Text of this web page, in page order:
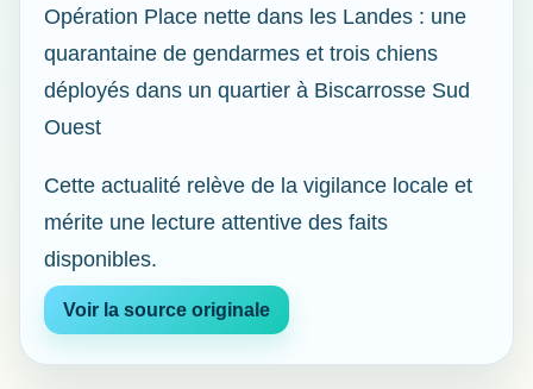
Opération Place nette dans les Landes : une
quarantaine de gendarmes et trois chiens
déployés dans un quartier à Biscarrosse Sud
Ouest
Cette actualité relève de la vigilance locale et
mérite une lecture attentive des faits
disponibles.
Voir la source originale